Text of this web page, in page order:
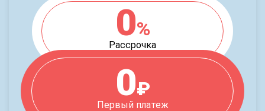
0%
Рассрочка
0₽
Первый платеж